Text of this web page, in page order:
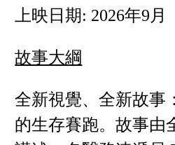
上映日期: 2026年9月
故事大綱
全新視覺、全新故事
的生存賽跑。故事由